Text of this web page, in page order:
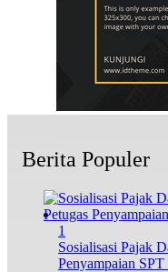
Berita Populer
1
Sosialisasi Pajak
Penyampaian